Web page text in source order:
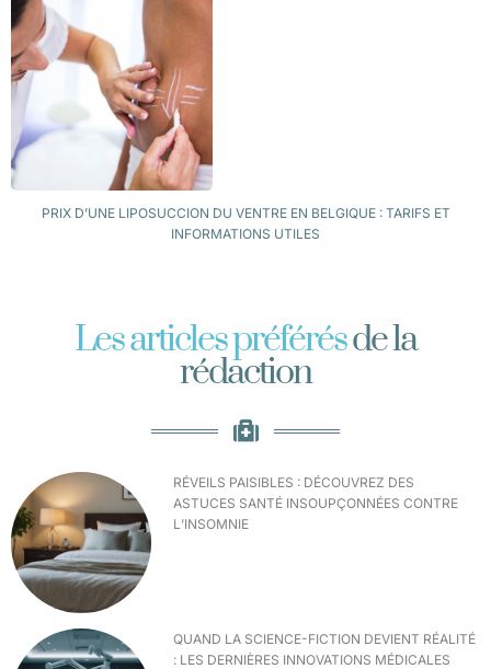
PRIX D’UNE LIPOSUCCION DU VENTRE EN BELGIQUE : TARIFS ET
INFORMATIONS UTILES
Les articles préférésde la
rédaction
RÉVEILS PAISIBLES : DÉCOUVREZ DES
ASTUCES SANTÉ INSOUPÇONNÉES CONTRE
L’INSOMNIE
QUAND LA SCIENCE-FICTION DEVIENT RÉALITÉ
: LES DERNIÈRES INNOVATIONS MÉDICALES